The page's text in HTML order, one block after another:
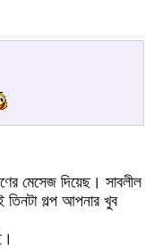
মেসেজ দিয়েছ। সাবলীল
গল্প আপনার খুব